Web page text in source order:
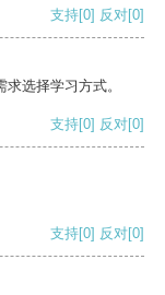
支持[0] 反对[0]
选择学习方式。
支持[0] 反对[0]
支持[0] 反对[0]